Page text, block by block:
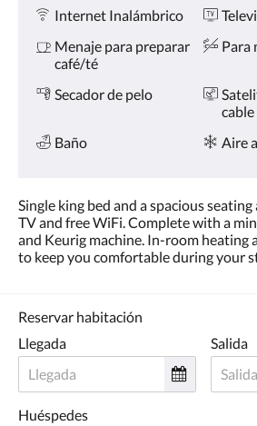
derecha,
pulse
botones
anterior.
Comodidades
Internet Inalámbrico
Menaje para preparar
café/té
Para
Secador de pelo
cable
Baño
Aire
Single king bed and a spacious
TV and free WiFi. Complete with a
and Keurig machine. In-room heating
to keep you comfortable during your
Reservar habitación
Llegada
Salida
Huéspedes